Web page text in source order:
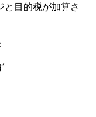
と目的税が加算さ